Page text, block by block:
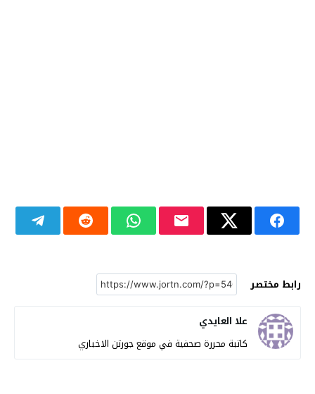
رابط مختصر
علا العايدي
كاتبة محررة صحفية في موقع جورتن الاخباري